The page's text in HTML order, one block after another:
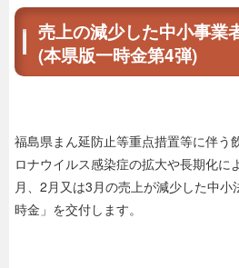
売上の減少した中小事業
(本県版一時金第4弾)
福島県まん延防止等重点措置等に伴う
ロナウイルス感染症の拡大や長期化に
月、2月又は3月の売上が減少した中
時金」を交付します。